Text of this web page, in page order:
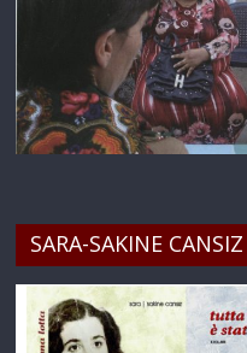
SARA-SAKINE CANSIZ